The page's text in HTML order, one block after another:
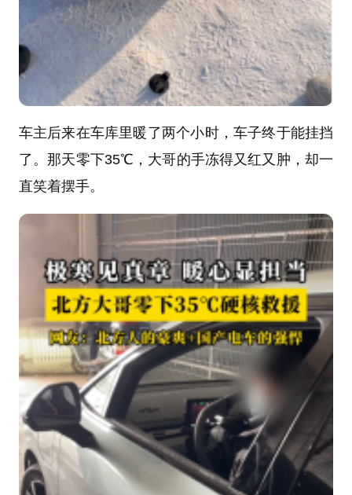
车主后来在车库里暖了两个小时，车子终于能挂挡
了。那天零下35℃，大哥的手冻得又红又肿，却一
直笑着摆手。